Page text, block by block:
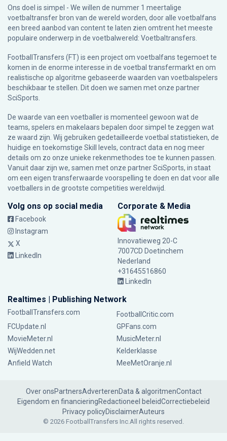
Ons doel is simpel - We willen de nummer 1 meertalige
voetbaltransfer bron van de wereld worden, door alle voetbalfans
een breed aanbod van content te laten zien omtrent het meeste
populaire onderwerp in de voetbalwereld: Voetbaltransfers.
FootballTransfers (FT) is een project om voetbalfans tegemoet te
komen in de enorme interesse in de voetbal transfermarkt en om
realistische op algoritme gebaseerde waarden van voetbalspelers
beschikbaar te stellen. Dit doen we samen met onze partner
SciSports
De waarde van een voetballer is momenteel gewoon wat de
teams, spelers en makelaars bepalen door simpel te zeggen wat
ze waard zijn. Wij gebruiken gedetailleerde voetbal statistieken, de
huidige en toekomstige Skill levels, contract data en nog meer
details om zo onze unieke rekenmethodes toe te kunnen passen.
Vanuit daar zijn we, samen met onze partner SciSports, in staat
om een eigen transferwaarde voorspelling te doen en dat voor alle
voetballers in de grootste competities wereldwijd.
Volg ons op social media
Facebook
Instagram
X
LinkedIn
Corporate & Media
Innovatieweg 20-C
7007CD Doetinchem
Nederland
+31645516860
LinkedIn
Realtimes | Publishing Network
FootballTransfers.com
FootballCritic.com
FCUpdate.nl
GPFans.com
MovieMeter.nl
MusicMeter.nl
WijWedden.net
Kelderklasse
Anfield Watch
MeeMetOranje.nl
Over onsPartnersAdverterenData & algoritmenContact
Eigendom en financieringRedactioneel beleidCorrectiebeleid
Privacy policyDisclaimerAuteurs
© 2026 FootballTransfers Inc.All rights reserved.